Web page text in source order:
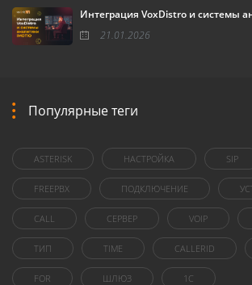
Интеграция VoxDistro и системы
21.01.2026
Популярные теги
ASTERISK НАСТРОЙКА SIP
FREEPBX ПОДКЛЮЧЕНИЕ
CALL СЕРВЕР VOIP
ТИП TIME CALLERID
FOR ШЛЮЗ 1C